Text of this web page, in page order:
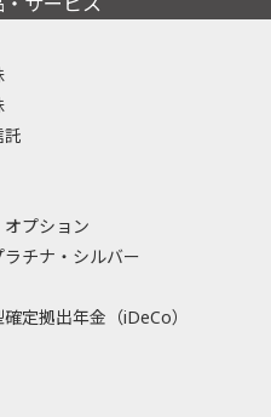
託
プション
ラチナ・シルバー
定拠出年金（iDeCo）